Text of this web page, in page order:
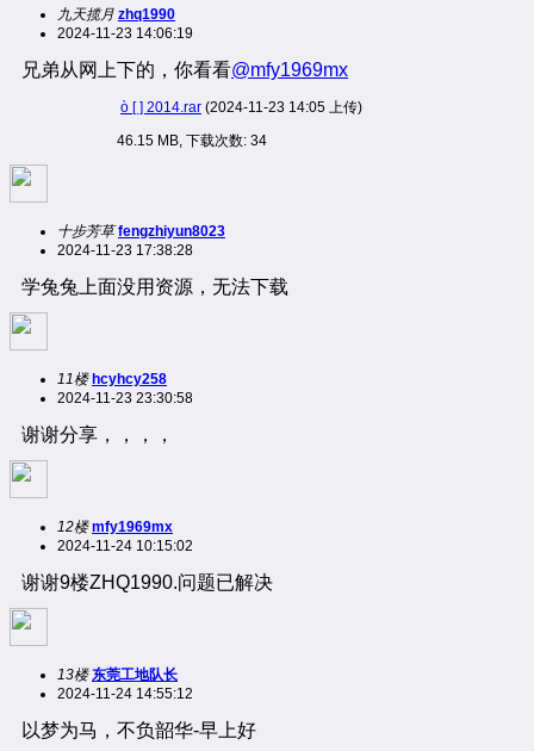
九天揽月 zhq1990
2024-11-23 14:06:19
兄弟从网上下的，你看看@mfy1969mx
ò [ ] 2014.rar (2024-11-23 14:05 上传)
46.15 MB, 下载次数: 34
十步芳草 fengzhiyun8023
2024-11-23 17:38:28
学兔兔上面没用资源，无法下载
11楼 hcyhcy258
2024-11-23 23:30:58
谢谢分享，，，，
12楼 mfy1969mx
2024-11-24 10:15:02
谢谢9楼ZHQ1990.问题已解决
13楼 东莞工地队长
2024-11-24 14:55:12
以梦为马，不负韶华-早上好